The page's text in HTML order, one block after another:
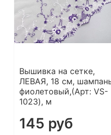
Вышивка на сетке,
ЛЕВАЯ, 18 см,
фиолетовый,(Арт: VS-
1023), м
145 руб